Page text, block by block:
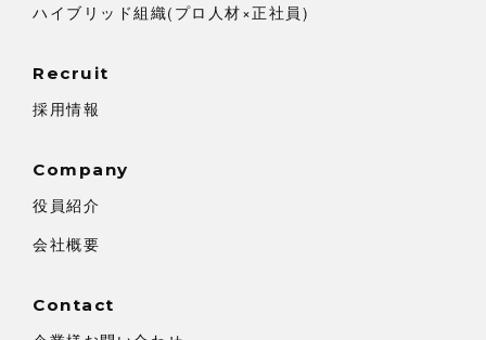
ハイブリッド組織(プロ人材×正社員)
Recruit
採用情報
Company
役員紹介
会社概要
Contact